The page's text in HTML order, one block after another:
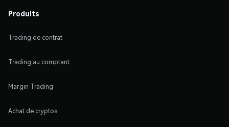
Produits
Trading de contrat
Trading au comptant
Margin Trading
Achat de cryptos